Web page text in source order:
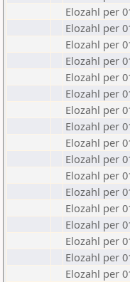
Elozahl per
Elozahl per
Elozahl per
Elozahl per
Elozahl per
Elozahl per
Elozahl per
Elozahl per
Elozahl per
Elozahl per
Elozahl per
Elozahl per
Elozahl per
Elozahl per
Elozahl per
Elozahl per
Elozahl per